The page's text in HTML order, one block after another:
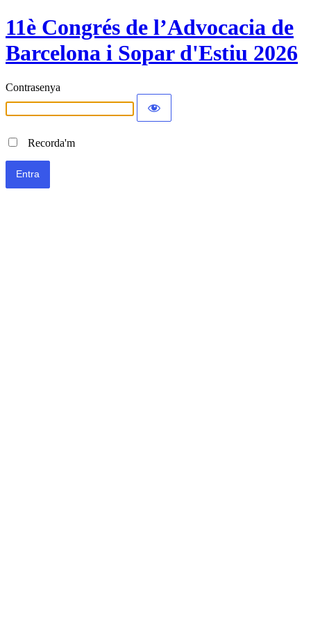
11è Congrés de l’Advocacia de
Barcelona i Sopar d'Estiu 2026
Contrasenya
Recorda'm